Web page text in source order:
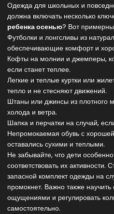
Одежда для школьных и
должна включать несколько
ребенка осенью? Вот
Футболки и лонгсливы из
обеспечивающие комфорт и
Кофты на молнии и джемперы,
если станет теплее.
Легкие и теплые куртки или
тепло и не стесняют движений.
Штаны или джинсы из
холода и ветра.
Шапка и перчатки на случай,
Непромокаемая обувь с
оставались сухими и теплыми.
Не забывайте, что дети
соответствовать их активности.
запасной комплект одежды на
промокнет. Важно также
ощущениями и регулировать
самостоятельно.